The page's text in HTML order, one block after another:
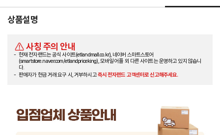
상품설명
사칭 주의 안내
현재 전자랜드는 공식 사이트(etlandmall.co.kr), 네이버 스마트스토어
(smartstore.naver.com/etlandpriceking), 모바일 어플 외 다른 사이트는 운영하고 있지 않습니
다.
판매자가 현금 거래 요구 시, 거부하시고즉시 전자랜드 고객센터로 신고해주세요.